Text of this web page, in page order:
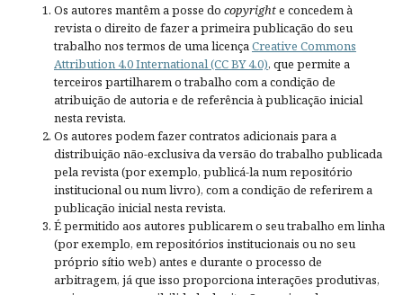
Os autores mantêm a posse do copyrighte concedem à
revista o direito de fazer a primeira publicação do seu
trabalho nos termos de uma licençaCreative Commons
Attribution 4.0 International (CC BY 4.0), que permite a
terceiros partilharem o trabalho com a condição de
atribuição de autoria e de referência à publicação inicial
nesta revista.
Os autores podem fazer contratos adicionais para a
distribuição não-exclusiva da versão do trabalho publicada
pela revista (por exemplo, publicá-la num repositório
institucional ou num livro), com a condição de referirem a
publicação inicial nesta revista.
É permitido aos autores publicarem o seu trabalho em linha
(por exemplo, em repositórios institucionais ou no seu
próprio sítio web) antes e durante o processo de
arbitragem, já que isso proporciona interações produtivas,